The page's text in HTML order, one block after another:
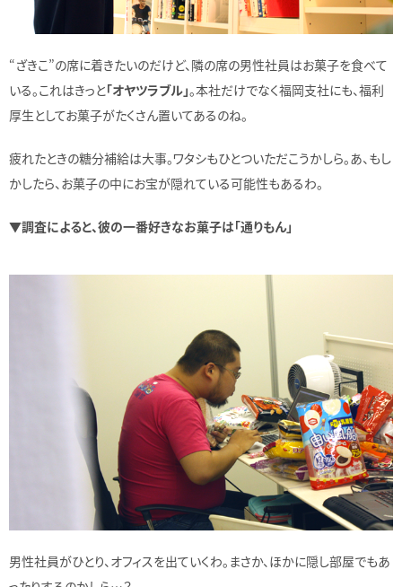
“ざきこ”の席に着きたいのだけど、隣の席の男性社員はお菓子を食べて
いる。これはきっと「オヤツラブル」。本社だけでなく福岡支社にも、福利
厚生としてお菓子がたくさん置いてあるのね。
疲れたときの糖分補給は大事。ワタシもひとついただこうかしら。あ、もし
かしたら、お菓子の中にお宝が隠れている可能性もあるわ。
▼調査によると、彼の一番好きなお菓子は「通りもん」
男性社員がひとり、オフィスを出ていくわ。まさか、ほかに隠し部屋でもあ